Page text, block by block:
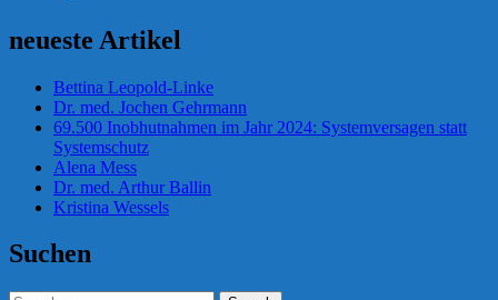
neueste Artikel
Bettina Leopold-Linke
Dr. med. Jochen Gehrmann
69.500 Inobhutnahmen im Jahr 2024: Systemversagen statt
Systemschutz
Alena Mess
Dr. med. Arthur Ballin
Kristina Wessels
Suchen